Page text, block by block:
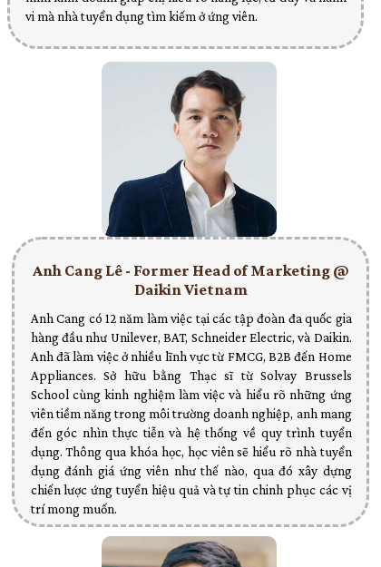
vi mà nhà tuyển dụng tìm kiếm ở ứng viên.
Anh Cang có 12 năm làm việc tại các tập đoàn đa quốc gia
hàng đầu như Unilever, BAT, Schneider Electric, và Daikin.
Anh đã làm việc ở nhiều lĩnh vực từ FMCG, B2B đến Home
Appliances. Sở hữu bằng Thạc sĩ từ Solvay Brussels
School cùng kinh nghiệm làm việc và hiểu rõ những ứng
viên tiềm năng trong môi trường doanh nghiệp, anh mang
đến góc nhìn thực tiễn và hệ thống về quy trình tuyển
dụng. Thông qua khóa học, học viên sẽ hiểu rõ nhà tuyển
dụng đánh giá ứng viên như thế nào, qua đó xây dựng
chiến lược ứng tuyển hiệu quả và tự tin chinh phục các vị
trí mong muốn.
Anh Cang Lê - Former Head of Marketing @
Daikin Vietnam